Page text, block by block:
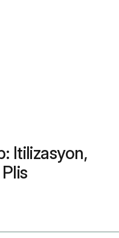
Itilizasyon,